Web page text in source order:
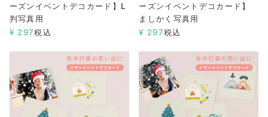
ーズンイベントデコカード】L
判写真用
¥ 297税込
ーズンイベントデコカード】
ましかく写真用
¥ 297税込